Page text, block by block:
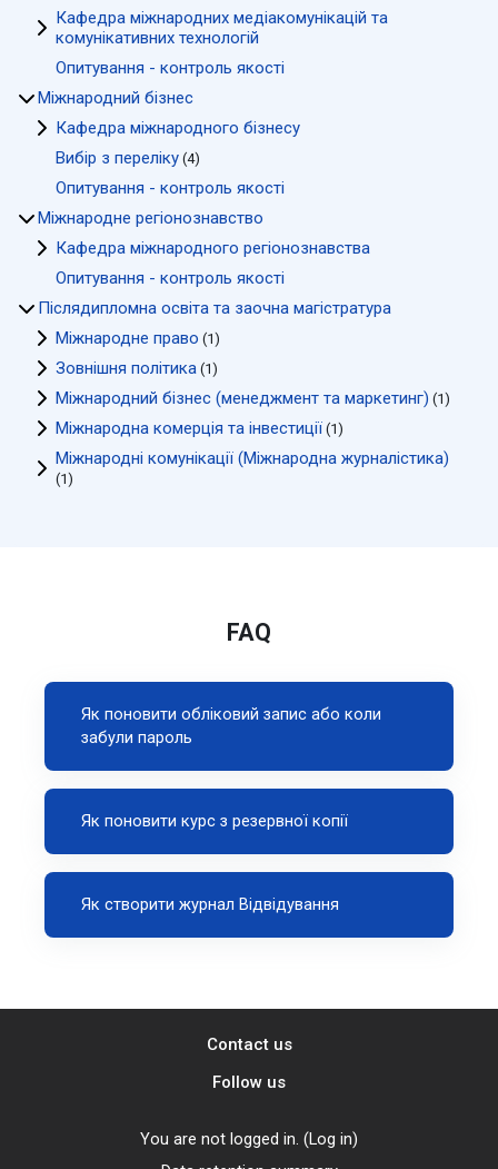
Кафедра міжнародних медіакомунікацій та
комунікативних технологій
Опитування - контроль якості
Міжнародний бізнес
Кафедра міжнародного бізнесу
Вибір з переліку (4)
Опитування - контроль якості
Міжнародне регіонознавство
Кафедра міжнародного регіонознавства
Опитування - контроль якості
Післядипломна освіта та заочна магістратура
Міжнародне право (1)
Зовнішня політика (1)
Міжнародний бізнес (менеджмент та маркетинг) (1)
Міжнародна комерція та інвестиції (1)
Міжнародні комунікації (Міжнародна журналістика)
(1)
FAQ
Як поновити обліковий запис або коли
забули пароль
Як поновити курс з резервної копії
Як створити журнал Відвідування
Contact us
Follow us
You are not logged in. (Log in)